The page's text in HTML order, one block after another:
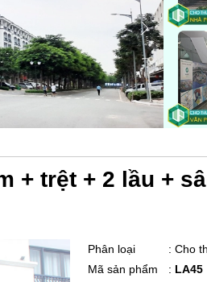
+ trệt + 2 lầu +
Phân loại
: Cho
Mã sản phẩm
: LA45